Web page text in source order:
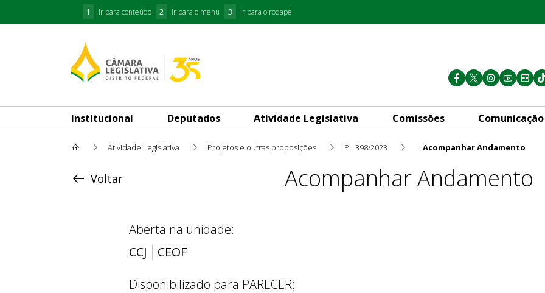
1 Ir para conteúdo 2 Ir para o menu 3 Ir para o rodapé
Institucional Deputados Atividade Legislativa Comissões Comunicação
Atividade Legislativa Projetos e outras proposições PL 398/2023 Acompanhar Andamento
Acompanhar Andamento Acompanhar Andamento
Voltar
Aberta na unidade:
CCJ
CEOF
Disponibilizado para PARECER: